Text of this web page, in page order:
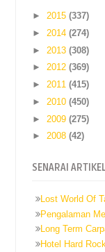
►2015(337)
► 2014(274)
► 2013(308)
►2012(369)
►2011(415)
► 2010(450)
► 2009(275)
►2008(42)
SENARAI
Lost World Of
Pengalaman
Long Term
Hotel Hard